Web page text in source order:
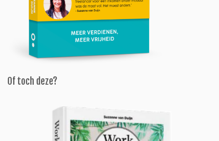
Of toch deze?